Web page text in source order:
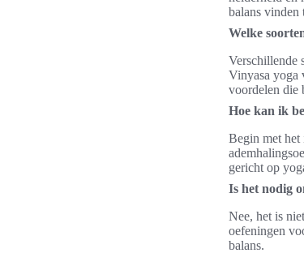
balans vinden
Welke
Verschillende
Vinyasa yoga
voordelen die
Hoe kan ik
Begin met het
gericht op
Is het nodig
Nee, het is
oefeningen
balans.